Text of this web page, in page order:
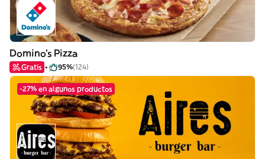
Domino's Pizza
Gratis 95%(124)
-27% en algunos productos